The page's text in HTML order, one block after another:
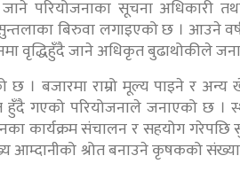
परियोजनाका सूचना अधिकारी
बिरुवा लगाइएको छ । आउने
वृद्धिहुँदै जाने अधिकृत बुढाथोकीले
। बजारमा राम्रो मूल्य पाइने र अन्य
गएको परियोजनाले जनाएको छ ।
कार्यक्रम संचालन र सहयोग गरेपछि
आम्दानीको श्रोत बनाउने कृषकको